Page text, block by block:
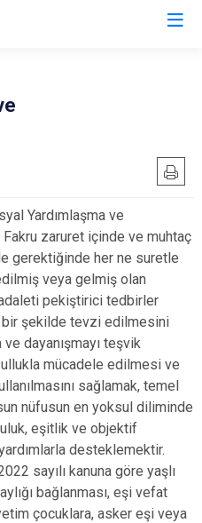
Yardımlaşma ve
Fakru zaruret içinde ve muhtaç
gerektiğinde her ne suretle
veya gelmiş olan
pekiştirici tedbirler
bir şekilde tevzi edilmesini
dayanışmayı teşvik
mücadele edilmesi ve
sağla­mak, temel
nüfusun en yoksul diliminde
eşitlik ve objektif
desteklemektir.
sayılı kanuna göre yaşlı
bağlanması, eşi vefat
çocuklara, asker eşi veya